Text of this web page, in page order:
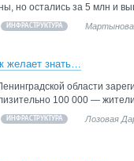
но остались за 5 млн и
ИНФРАСТРУКТУРА
желает знать…
области
100 000 —
ИНФРАСТРУКТУРА Лозовая